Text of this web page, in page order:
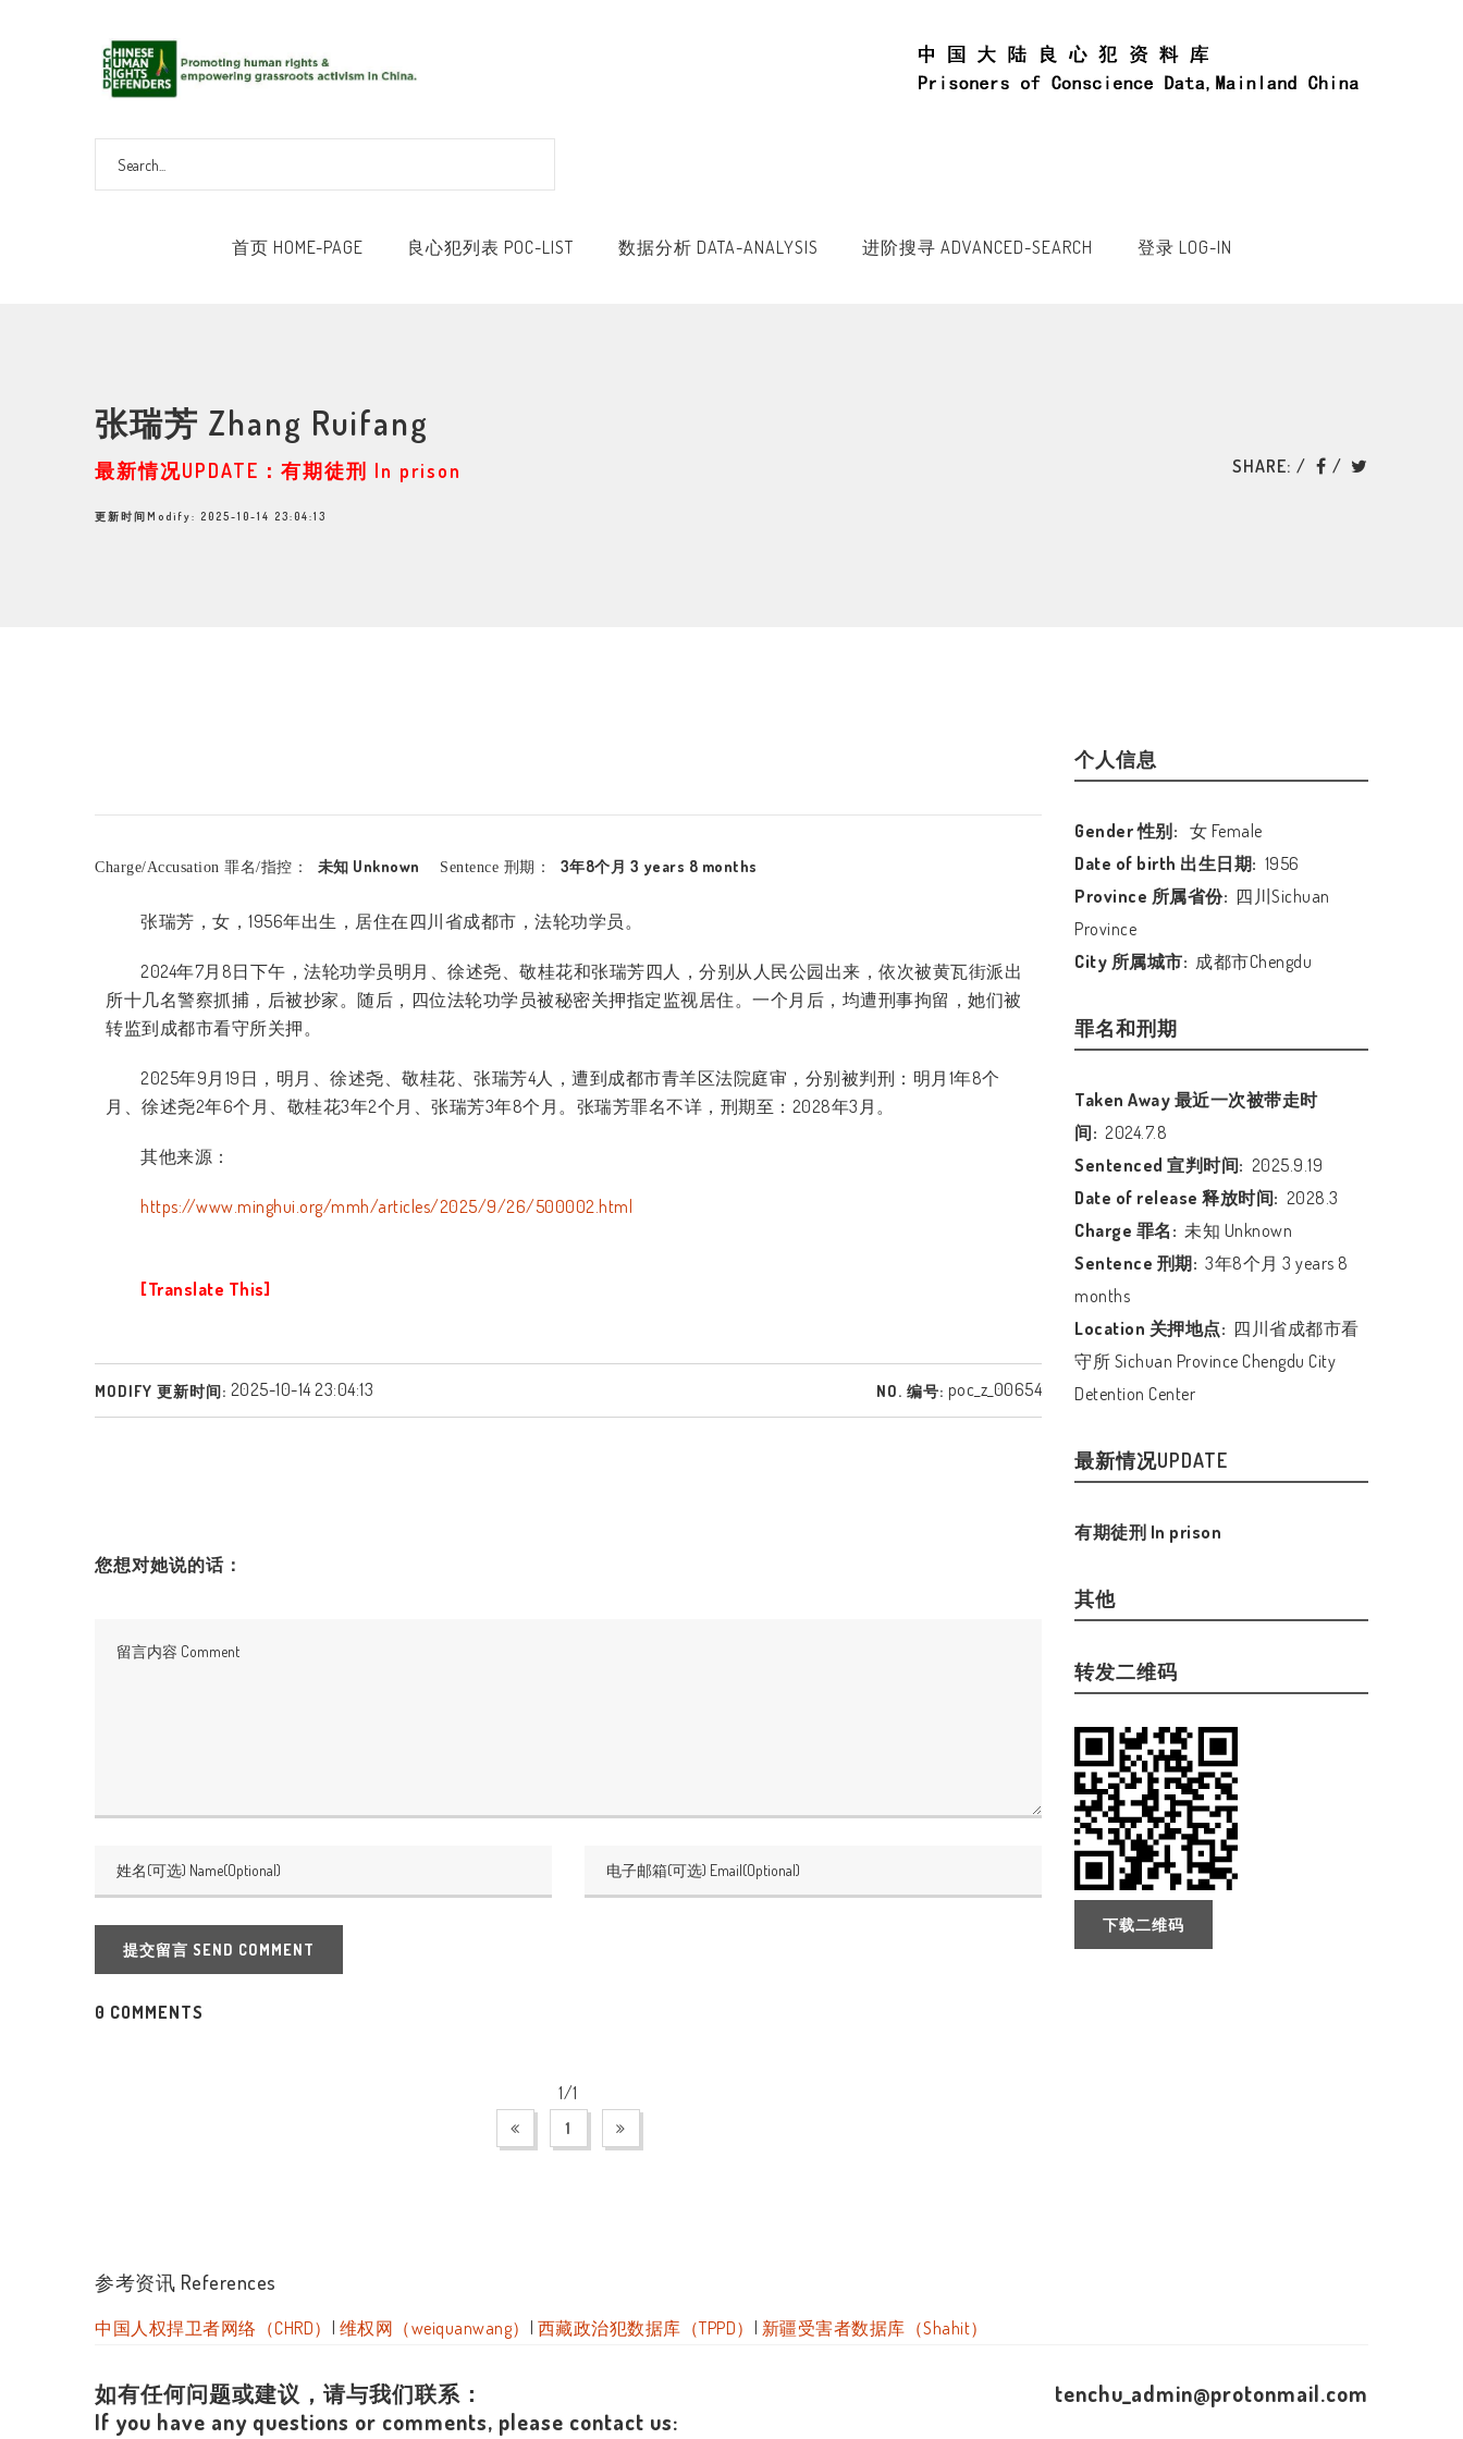
首页 HOME-PAGE 良心犯列表 POC-LIST 数据分析 DATA-ANALYSIS 进阶搜寻 ADVANCED-SEARCH 登录 LOG-IN
张瑞芳 Zhang Ruifang
最新情况UPDATE：有期徒刑 In prison
更新时间Modify: 2025-10-14 23:04:13
SHARE:
Charge/Accusation 罪名/指控： 未知 Unknown Sentence 刑期： 3年8个月 3 years 8 months
张瑞芳，女， 1956年出生，居住在四川省成都市，法轮功学员。
2024年7月 8日下午，法轮功学员明月、徐述尧、敬桂花和张瑞芳四人，分别从人民公园出来，依次被黄瓦街派出
所十几名警察抓捕，后被抄家。随后，四位法轮功学员被秘密关押指定监视居住。一个月后，均遭刑事拘留，她们被
转监到成都市看守所关押。
2025年9月 19 日，明月、徐述尧、敬桂花、张瑞芳4人，遭到成都市青羊区法院庭审，分别被判刑：明月 1年8个
月、徐述尧2年6个月、敬桂花3年2个月、张瑞芳3年8个月。张瑞芳罪名不详，刑期至： 2028年3 月。
其他来源：
https://www.minghui.org/mmh/articles/2025/9/26/500002.html
[Translate This]
MODIFY 更新时间: 2025-10-14 23:04:13 NO. 编号: poc_z_00654
您想对她说的话：
提交留言 SEND COMMENT
0 COMMENTS
1/1
1
个人信息
Gender 性别: 女 Female
Date of birth 出生日期: 1956
Province 所属省份: 四川Sichuan
Province
City 所属城市: 成都市Chengdu
罪名和刑期
Taken Away 最近一次被带走时
间: 2024.7.8
Sentenced 宣判时间: 2025.9.19
Date of release 释放时间: 2028.3
Charge 罪名: 未知 Unknown
Sentence 刑期: 3年8个月 3 years 8
months
Location 关押地点: 四川省成都市看
守所 Sichuan Province Chengdu City
Detention Center
最新情况UPDATE
有期徒刑 In prison
其他
转发二维码
下载二维码
参考资讯 References
中国人权捍卫者网络（CHRD） 维权网（weiquanwang） 西藏政治犯数据库（TPPD） 新疆受害者数据库（Shahit）
如有任何问题或建议，请与我们联系：
If you have any questions or comments, please contact us:
tenchu_admin@protonmail.com